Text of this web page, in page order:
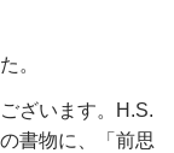
。
ざいます。H.S.
書物に、「前思